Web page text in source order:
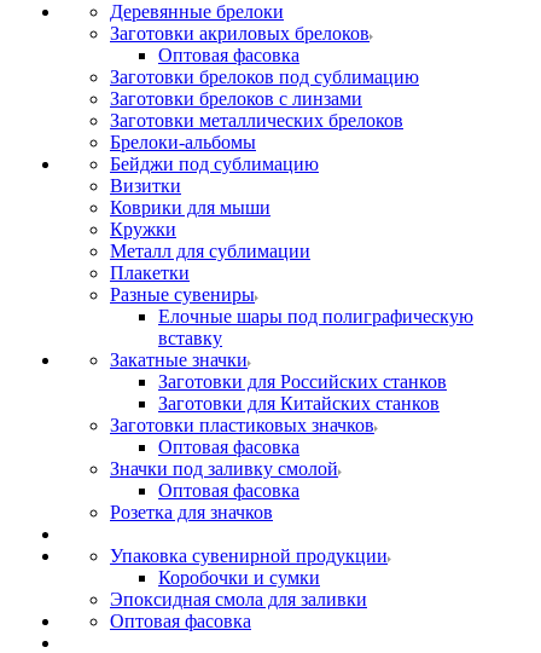
Деревянные брелоки
Заготовки акриловых брелоков
Оптовая фасовка
Заготовки брелоков под сублимацию
Заготовки брелоков с линзами
Заготовки металлических брелоков
Брелоки-альбомы
Бейджи под сублимацию
Визитки
Коврики для мыши
Кружки
Металл для сублимации
Плакетки
Разные сувениры
Елочные шары под полиграфическую
вставку
Закатные значки
Заготовки для Российских станков
Заготовки для Китайских станков
Заготовки пластиковых значков
Оптовая фасовка
Значки под заливку смолой
Оптовая фасовка
Розетка для значков
Упаковка сувенирной продукции
Коробочки и сумки
Эпоксидная смола для заливки
Оптовая фасовка